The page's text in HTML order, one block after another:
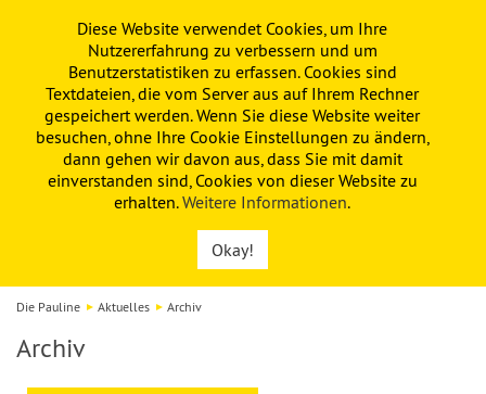
PAULINE KITA FÖRDERVEREIN
Die Pauline Aktuelles Archiv
Archiv
Diese Website verwendet Cookies, um Ihre
Nutzererfahrung zu verbessern und um
Benutzerstatistiken zu erfassen. Cookies sind
Textdateien, die vom Server aus auf Ihrem Rechner
gespeichert werden. Wenn Sie diese Website weiter
besuchen, ohne Ihre Cookie Einstellungen zu ändern,
dann gehen wir davon aus, dass Sie mit damit
einverstanden sind, Cookies von dieser Website zu
erhalten.Weitere Informationen.
Okay!